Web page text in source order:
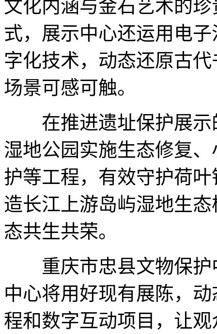
文化内涵与金石艺术的
式，展示中心还运用电
字化技术，动态还原古
场景可感可触。
在推进遗址保护展示
湿地公园实施生态修复
护等工程，有效守护荷
造长江上游岛屿湿地生
态共生共荣。
重庆市忠县文物保护
中心将用好现有展陈，
程和数字互动项目，让